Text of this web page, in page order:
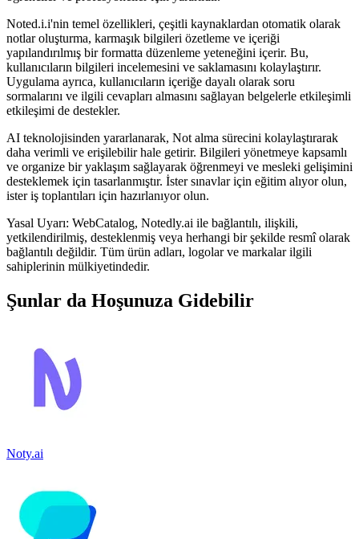
Noted.i.i'nin temel özellikleri, çeşitli kaynaklardan otomatik olarak
notlar oluşturma, karmaşık bilgileri özetleme ve içeriği
yapılandırılmış bir formatta düzenleme yeteneğini içerir. Bu,
kullanıcıların bilgileri incelemesini ve saklamasını kolaylaştırır.
Uygulama ayrıca, kullanıcıların içeriğe dayalı olarak soru
sormalarını ve ilgili cevapları almasını sağlayan belgelerle etkileşimli
etkileşimi de destekler.
AI teknolojisinden yararlanarak, Not alma sürecini kolaylaştırarak
daha verimli ve erişilebilir hale getirir. Bilgileri yönetmeye kapsamlı
ve organize bir yaklaşım sağlayarak öğrenmeyi ve mesleki gelişimini
desteklemek için tasarlanmıştır. İster sınavlar için eğitim alıyor olun,
ister iş toplantıları için hazırlanıyor olun.
Yasal Uyarı: WebCatalog, Notedly.ai ile bağlantılı, ilişkili,
yetkilendirilmiş, desteklenmiş veya herhangi bir şekilde resmî olarak
bağlantılı değildir. Tüm ürün adları, logolar ve markalar ilgili
sahiplerinin mülkiyetindedir.
Şunlar da Hoşunuza Gidebilir
Noty.ai